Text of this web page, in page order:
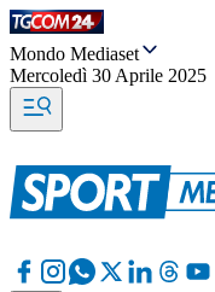
Mondo Mediaset
Mercoledì 30 Aprile 2025